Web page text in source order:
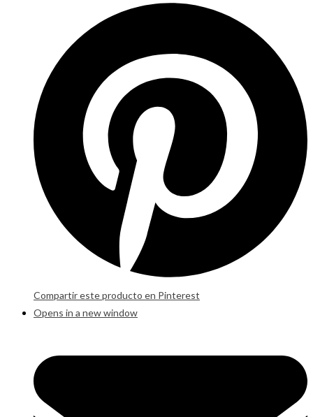
Compartir este producto en Pinterest
Opens in a new window